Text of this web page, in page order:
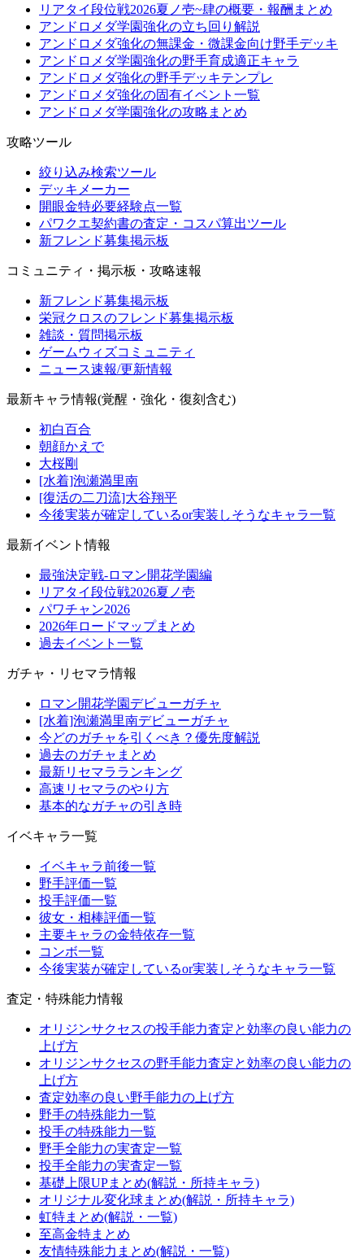
リアタイ段位戦2026夏ノ壱~肆の概要・報酬まとめ
アンドロメダ学園強化の立ち回り解説
アンドロメダ強化の無課金・微課金向け野手デッキ
アンドロメダ学園強化の野手育成適正キャラ
アンドロメダ強化の野手デッキテンプレ
アンドロメダ強化の固有イベント一覧
アンドロメダ学園強化の攻略まとめ
攻略ツール
絞り込み検索ツール
デッキメーカー
開眼金特必要経験点一覧
パワクエ契約書の査定・コスパ算出ツール
新フレンド募集掲示板
コミュニティ・掲示板・攻略速報
新フレンド募集掲示板
栄冠クロスのフレンド募集掲示板
雑談・質問掲示板
ゲームウィズコミュニティ
ニュース速報/更新情報
最新キャラ情報(覚醒・強化・復刻含む)
初白百合
朝顔かえで
大桜剛
[水着]泡瀬満里南
[復活の二刀流]大谷翔平
今後実装が確定しているor実装しそうなキャラ一覧
最新イベント情報
最強決定戦-ロマン開花学園編
リアタイ段位戦2026夏ノ壱
パワチャン2026
2026年ロードマップまとめ
過去イベント一覧
ガチャ・リセマラ情報
ロマン開花学園デビューガチャ
[水着]泡瀬満里南デビューガチャ
今どのガチャを引くべき？優先度解説
過去のガチャまとめ
最新リセマラランキング
高速リセマラのやり方
基本的なガチャの引き時
イベキャラ一覧
イベキャラ前後一覧
野手評価一覧
投手評価一覧
彼女・相棒評価一覧
主要キャラの金特依存一覧
コンボ一覧
今後実装が確定しているor実装しそうなキャラ一覧
査定・特殊能力情報
オリジンサクセスの投手能力査定と効率の良い能力の
上げ方
オリジンサクセスの野手能力査定と効率の良い能力の
上げ方
査定効率の良い野手能力の上げ方
野手の特殊能力一覧
投手の特殊能力一覧
野手全能力の実査定一覧
投手全能力の実査定一覧
基礎上限UPまとめ(解説・所持キャラ)
オリジナル変化球まとめ(解説・所持キャラ)
虹特まとめ(解説・一覧)
至高金特まとめ
友情特殊能力まとめ(解説・一覧)